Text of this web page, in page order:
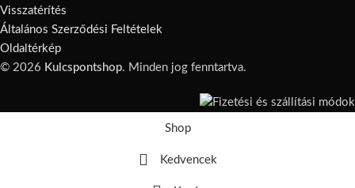
Visszatérítés
Általános Szerződési Feltételek
Oldaltérkép
© 2026 Kulcspontshop. Minden jog fenntartva.
Shop
Kedvencek